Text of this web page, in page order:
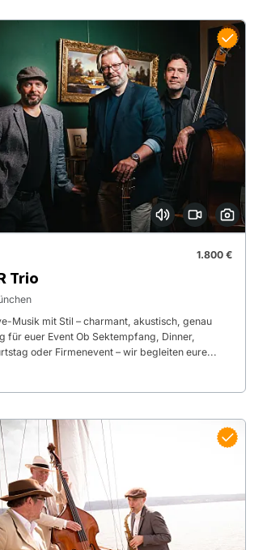
1.800 €
Trio
Musik mit Stil – charmant, akustisch, genau
für euer Event Ob Sektempfang, Dinner,
oder Firmenevent – wir begleiten eure...